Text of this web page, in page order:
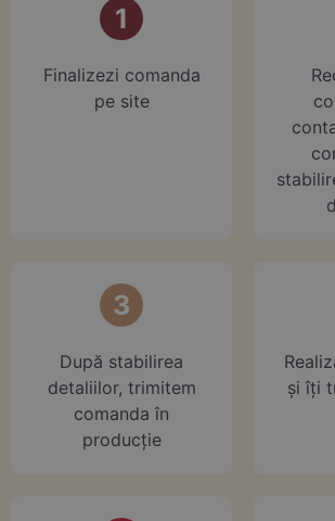
1
Finalizezi comanda
pe site
3
După stabilirea
detaliilor, trimitem
comanda în
producție
și îți